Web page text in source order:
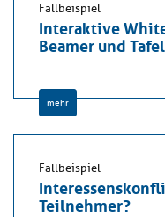
Fallbeispiel
Interaktive
Beamer und Tafel
mehr
Fallbeispiel
Teilnehmer?